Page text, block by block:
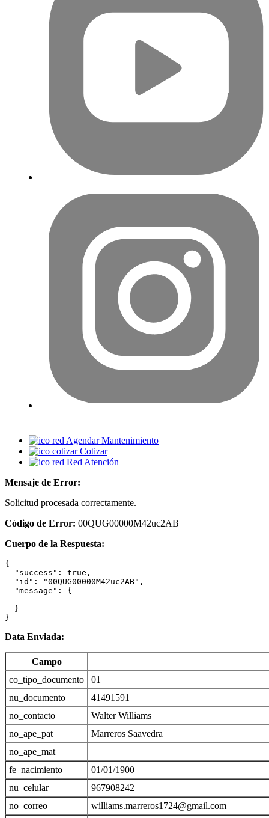
Agendar Mantenimiento
Cotizar
Red Atención
Mensaje de Error:
Solicitud procesada correctamente.
Código de Error: 00QUG00000M42uc2AB
Cuerpo de la Respuesta:
{
  "success": true,
  "id": "00QUG00000M42uc2AB",
  "message": {
  }
}
Data Enviada:
Campo
co_tipo_documento
01
nu_documento
41491591
no_contacto
Walter Williams
no_ape_pat
Marreros Saavedra
no_ape_mat
fe_nacimiento
01/01/1900
nu_celular
967908242
no_correo
williams.marreros1724@gmail.com